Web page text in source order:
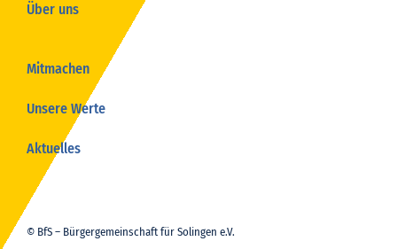
Über uns
Mitmachen
Unsere Werte
Aktuelles
© BfS – Bürgergemeinschaft für Solingen e.V.